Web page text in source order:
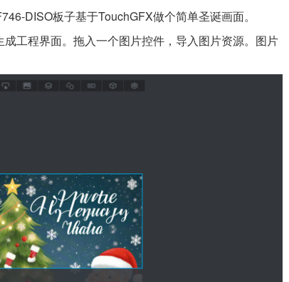
DISO板子基于TouchGFX做个简单圣诞画面。
工程界面。拖入一个图片控件，导入图片资源。图片